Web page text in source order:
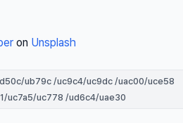
on Unsplash
ub79c /uc9c4/uc9dc /uac00/uce58
uc7a5/uc778 /ud6c4/uae30